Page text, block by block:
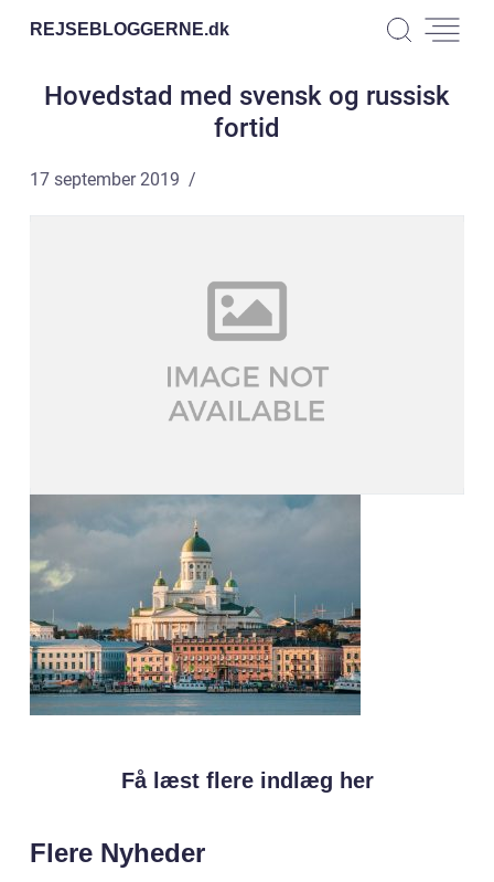
REJSEBLOGGERNE.dk
Hovedstad med svensk og russisk
fortid
17 september 2019
Få læst flere indlæg her
Flere Nyheder